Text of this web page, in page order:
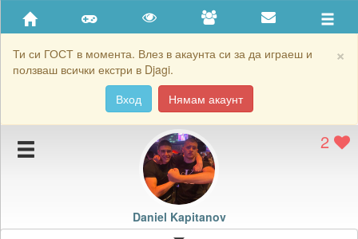
×
Ти си ГОСТ в момента. Влез в акаунта си за да играеш и
ползваш всички екстри в Djagi.
Вход
Нямам акаунт
Приятели
Хронология на игри
Подаръците на Daniel Kapitanov
Картичките на Daniel Kapitanov
Блокирай Daniel Kapitanov
2
Daniel Kapitanov